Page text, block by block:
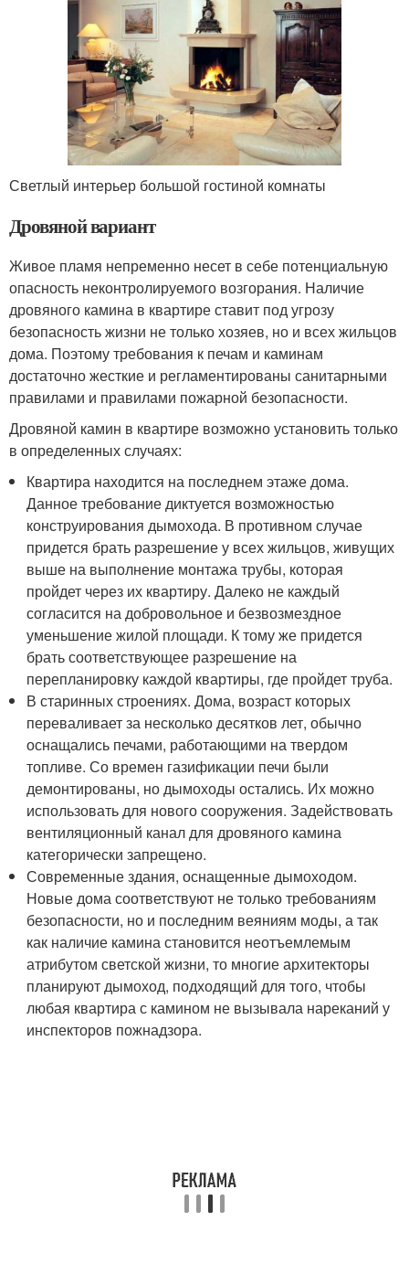
Светлый интерьер большой гостиной комнаты
Дровяной вариант
Живое пламя непременно несет в себе потенциальную
опасность неконтролируемого возгорания. Наличие
дровяного камина в квартире ставит под угрозу
безопасность жизни не только хозяев, но и всех жильцов
дома. Поэтому требования к печам и каминам
достаточно жесткие и регламентированы санитарными
правилами и правилами пожарной безопасности.
Дровяной камин в квартире возможно установить только
в определенных случаях:
Квартира находится на последнем этаже дома.
Данное требование диктуется возможностью
конструирования дымохода. В противном случае
придется брать разрешение у всех жильцов, живущих
выше на выполнение монтажа трубы, которая
пройдет через их квартиру. Далеко не каждый
согласится на добровольное и безвозмездное
уменьшение жилой площади. К тому же придется
брать соответствующее разрешение на
перепланировку каждой квартиры, где пройдет труба.
В старинных строениях. Дома, возраст которых
переваливает за несколько десятков лет, обычно
оснащались печами, работающими на твердом
топливе. Со времен газификации печи были
демонтированы, но дымоходы остались. Их можно
использовать для нового сооружения. Задействовать
вентиляционный канал для дровяного камина
категорически запрещено.
Современные здания, оснащенные дымоходом.
Новые дома соответствуют не только требованиям
безопасности, но и последним веяниям моды, а так
как наличие камина становится неотъемлемым
атрибутом светской жизни, то многие архитекторы
планируют дымоход, подходящий для того, чтобы
любая квартира с камином не вызывала нареканий у
инспекторов пожнадзора.